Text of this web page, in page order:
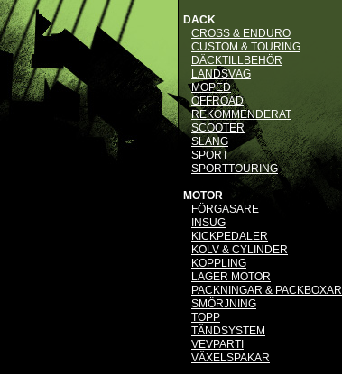
DÄCK
CROSS & ENDURO
CUSTOM & TOURING
DÄCKTILLBEHÖR
LANDSVÄG
MOPED
OFFROAD
REKOMMENDERAT
SCOOTER
SLANG
SPORT
SPORTTOURING
MOTOR
FÖRGASARE
INSUG
KICKPEDALER
KOLV & CYLINDER
KOPPLING
LAGER MOTOR
PACKNINGAR & PACKBOXAR
SMÖRJNING
TOPP
TÄNDSYSTEM
VEVPARTI
VÄXELSPAKAR